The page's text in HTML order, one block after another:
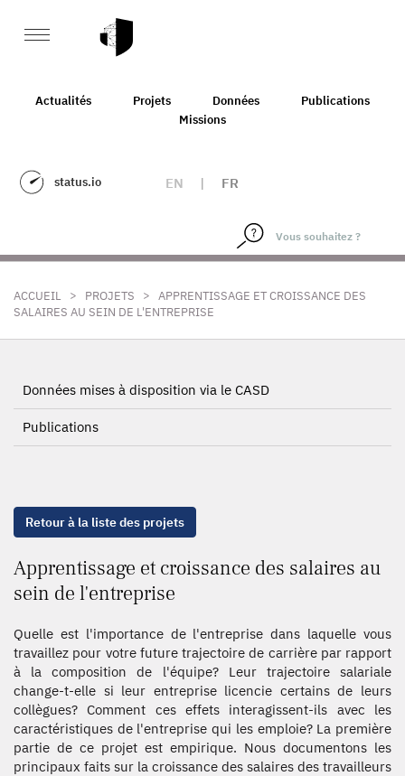
Actualités Projets Données
Publications
Missions
status.io EN | FR
ACCUEIL > PROJETS > APPRENTISSAGE ET CROISSANCE DES
SALAIRES AU SEIN DE L'ENTREPRISE
Données mises à disposition via le CASD
Publications
Retour à la liste des projets
Apprentissage et croissance des salaires au
sein de l'entreprise
Quelle est l'importance de l'entreprise dans laquelle vous
travaillez pour votre future trajectoire de carrière par rapport
à la composition de l'équipe? Leur trajectoire salariale
change-t-elle si leur entreprise licencie certains de leurs
collègues? Comment ces effets interagissent-ils avec les
caractéristiques de l'entreprise qui les emploie? La première
partie de ce projet est empirique. Nous documentons les
principaux faits sur la croissance des salaires des travailleurs